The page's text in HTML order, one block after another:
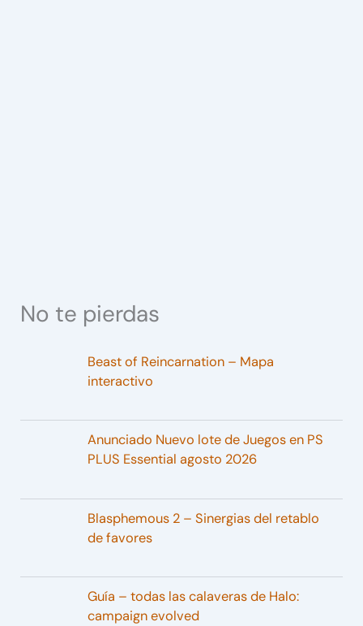
No te pierdas
Beast of Reincarnation – Mapa
interactivo
Anunciado Nuevo lote de Juegos en PS
PLUS Essential agosto 2026
Blasphemous 2 – Sinergias del retablo
de favores
Guía – todas las calaveras de Halo:
campaign evolved